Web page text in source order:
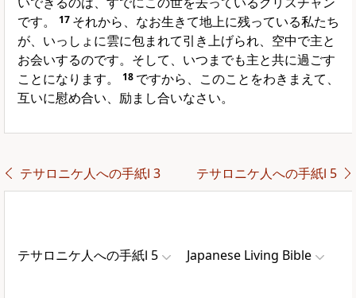
です。
17 それから、なお生きて地上に残っている私たち
が、いっしょに雲に包まれて引き上げられ、空中で主と
お会いするのです。そして、いつまでも主と共に過ごす
ことになります。
18 ですから、このことをわきまえて、
互いに慰め合い、励まし合いなさい。
テサロニケ人への手紙Ⅰ 3 テサロニケ人への手紙Ⅰ 5
テサロニケ人への手紙Ⅰ 5 Japanese Living Bible